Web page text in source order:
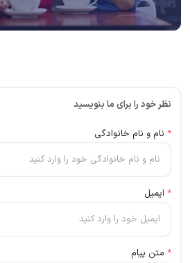
نظر خود را برای ما بنویسید
* نام و نام خانوادگی
* ایمیل
* متن پیام